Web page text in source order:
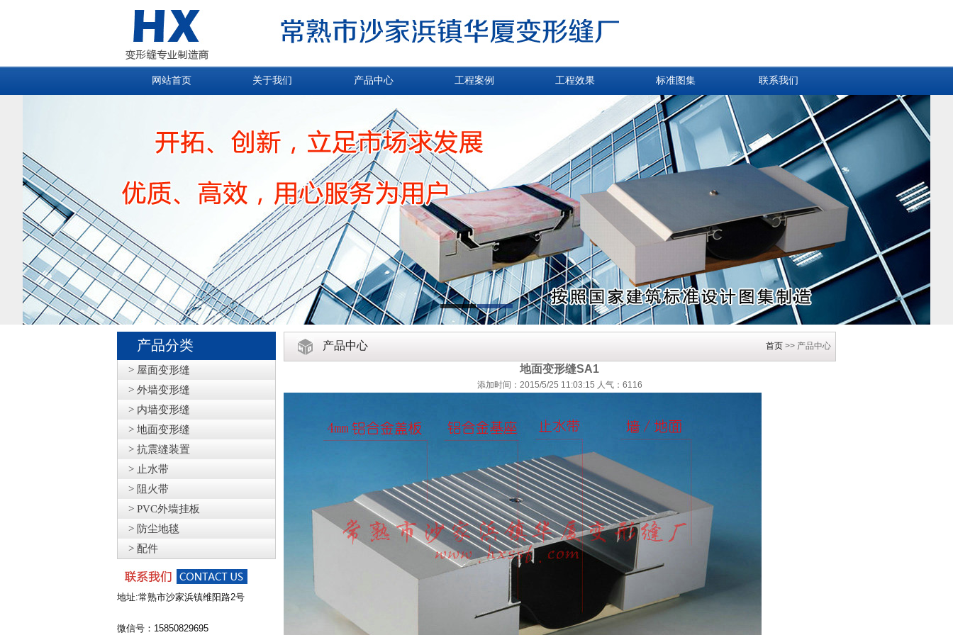
网站首页 关于我们 产品中心 工程案例 工程效果 标准图集 联系我们
产品分类
> 屋面变形缝
> 外墙变形缝
> 内墙变形缝
> 地面变形缝
> 抗震缝装置
> 止水带
> 阻火带
> PVC外墙挂板
> 防尘地毯
> 配件
地址:常熟市沙家浜镇维阳路2号
微信号：15850829695
产品中心 首页>> 产品中心
地面变形缝SA1
添加时间：2015/5/25 11:03:15 人气：6116